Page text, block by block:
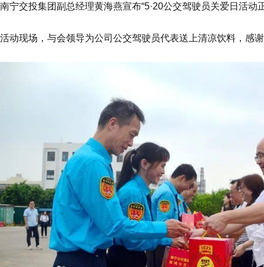
南宁交投集团副总经理黄海燕宣布“5·20公交驾驶员关爱日活动
活动现场，与会领导为公司公交驾驶员代表送上清凉饮料，感